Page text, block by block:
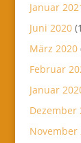
Januar
Juni 2020
März 2020
Februar
Januar
Dezember
November